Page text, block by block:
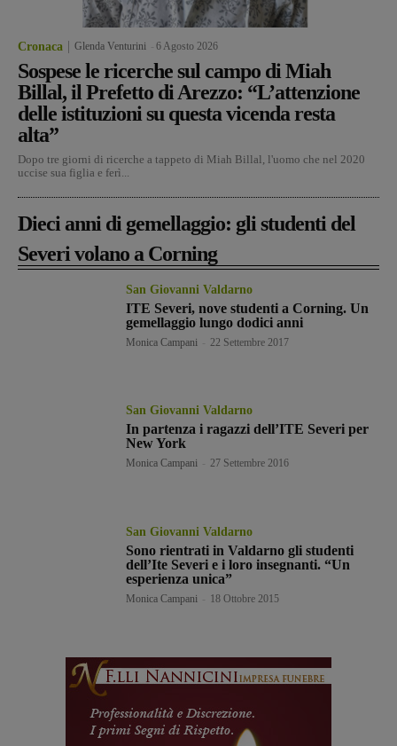
Cronaca Glenda Venturini 6 Agosto 2026
Sospese le ricerche sul campo di Miah
Billal, il Prefetto di Arezzo: “L’attenzione
delle istituzioni su questa vicenda resta
alta”
Dopo tre giorni di ricerche a tappeto di Miah Billal, l'uomo che nel 2020
uccise sua figlia e ferì...
Dieci anni di gemellaggio: gli studenti del
Severi volano a Corning
San Giovanni Valdarno
ITE Severi, nove studenti a Corning. Un
gemellaggio lungo dodici anni
Monica Campani 22 Settembre 2017
San Giovanni Valdarno
In partenza i ragazzi dell’ITE Severi per
New York
Monica Campani 27 Settembre 2016
San Giovanni Valdarno
Sono rientrati in Valdarno gli studenti
dell’Ite Severi e i loro insegnanti. “Un
esperienza unica”
Monica Campani 18 Ottobre 2015